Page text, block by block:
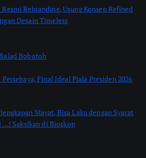
Resmi Rebranding, Usung Konsep Refined
Desain Timeless
Bobotoh
Persebaya, Final Ideal Piala Presiden 2026
Mayat, Bisa Laku dengan Syarat
…! Saksikan di Bioskop